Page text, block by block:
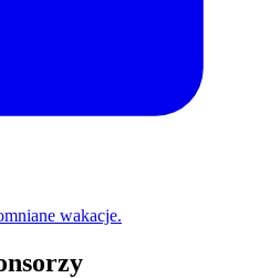
wakacje.